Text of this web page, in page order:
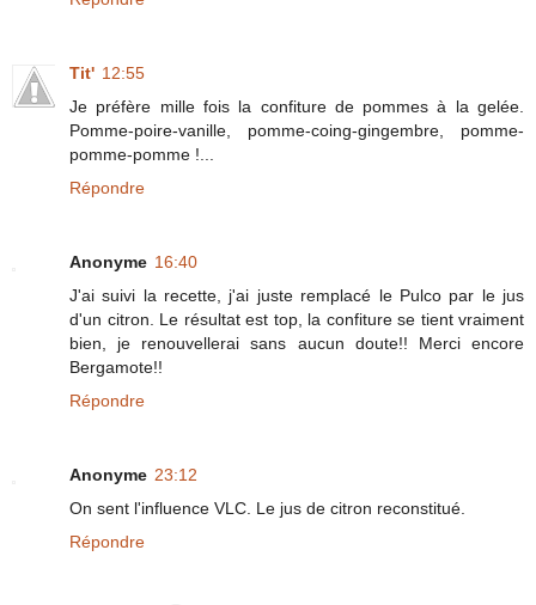
Tit' 12:55
Je préfère mille fois la confiture de pommes à la gelée.
Pomme-poire-vanille, pomme-coing-gingembre, pomme-
pomme-pomme !...
Répondre
Anonyme 16:40
J'ai suivi la recette, j'ai juste remplacé le Pulco par le jus
d'un citron. Le résultat est top, la confiture se tient vraiment
bien, je renouvellerai sans aucun doute!! Merci encore
Bergamote!!
Répondre
Anonyme 23:12
On sent l'influence VLC. Le jus de citron reconstitué.
Répondre